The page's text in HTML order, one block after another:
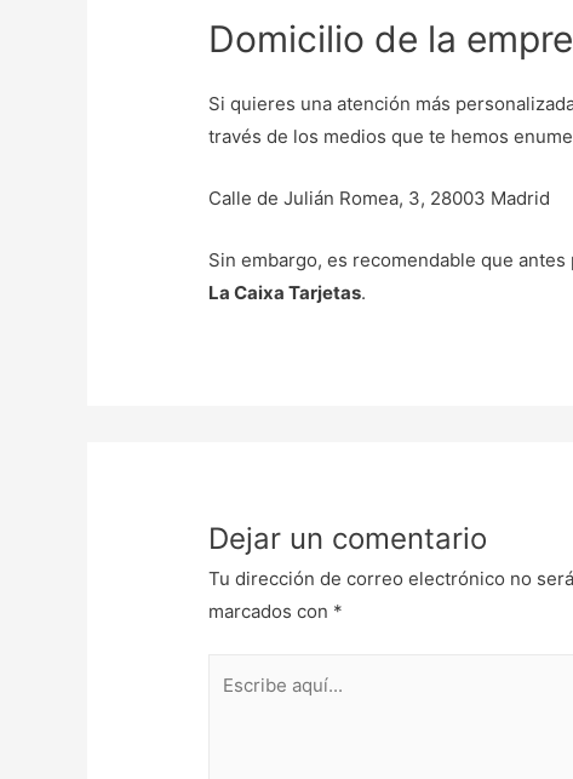
Domicilio de la
Si quieres una atención más
través de los medios que te hemos
Calle de Julián Romea, 3, 28003 Madrid
Sin embargo, es recomendable que
La Caixa Tarjetas.
Dejar un comentario
Tu dirección de correo electrónico no
marcados con *